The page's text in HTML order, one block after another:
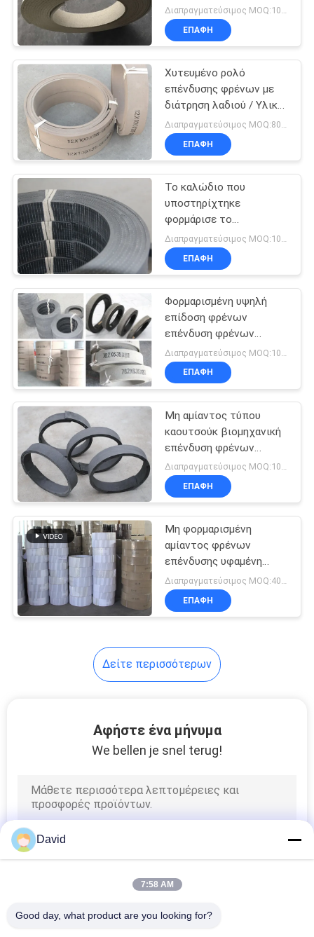
PRIVACY
POLICY
επένδυση φρένων
βαρούλκων συνθετικού
λάστιχου
Διαπραγματεύσιμος MOQ:1000 κλ
ΕΠΑΦΉ
Χυτευμένο ρολό
επένδυσης φρένων με
διάτρηση λαδιού / Υλικό
επένδυσης παπουτσιών
φρένων Molded
ΕΠΑΦΉ
Το καλώδιο που
υποστηρίχτηκε
φορμάρισε το
λαστιχένιο υλικό
επένδυσης φρένων με
την υψηλή αντοχή
ΕΠΑΦΉ
Φορμαρισμένη υψηλή
επίδοση φρένων
επένδυση φρένων
επένδυσης
φορμαρισμένη ρόλοι
στους ρόλους
ΕΠΑΦΉ
Μη αμίαντος τύπου
καουτσούκ βιομηχανική
επένδυση φρένων
απαλλαγμένη από
αμίαντο επένδυση
φρένων
Διαπραγματεύσιμος MOQ:1000 κλ
ΕΠΑΦΉ
Μη φορμαρισμένη
αμίαντος φρένων
επένδυσης υφαμένη
ρόλος τριβής επένδυσης
υλική επένδυση φρένων
αμιάντων ελεύθερη
Διαπραγματεύσιμος MOQ:400 ΚΛ
ΕΠΑΦΉ
Δείτε περισσότερων
Αφήστε ένα μήνυμα
We bellen je snel terug!
David
7:58 AM
Good day, what product are you looking for?